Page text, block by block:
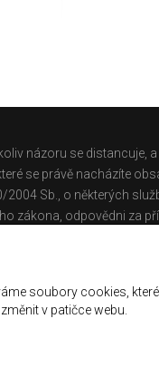
názoru se distancuje,
se právě nacházíte
2004 Sb., o některých
zákona, odpovědni za
soubory cookies, které
v patičce webu.